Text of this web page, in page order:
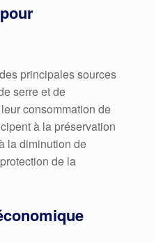
principales sources
serre et de
consommation de
à la préservation
la diminution de
de la